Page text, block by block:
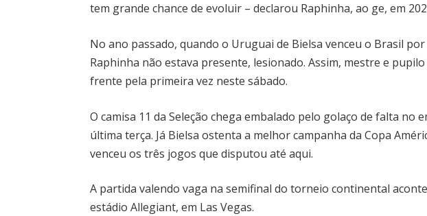
tem grande chance de evoluir – declarou Raphinha, ao ge, em
No ano passado, quando o Uruguai de Bielsa venceu o Brasil
Raphinha não estava presente, lesionado. Assim, mestre e
frente pela primeira vez neste sábado.
O camisa 11 da Seleção chega embalado pelo golaço de falta no
última terça. Já Bielsa ostenta a melhor campanha da Copa
venceu os três jogos que disputou até aqui.
A partida valendo vaga na semifinal do torneio continental
estádio Allegiant, em Las Vegas.